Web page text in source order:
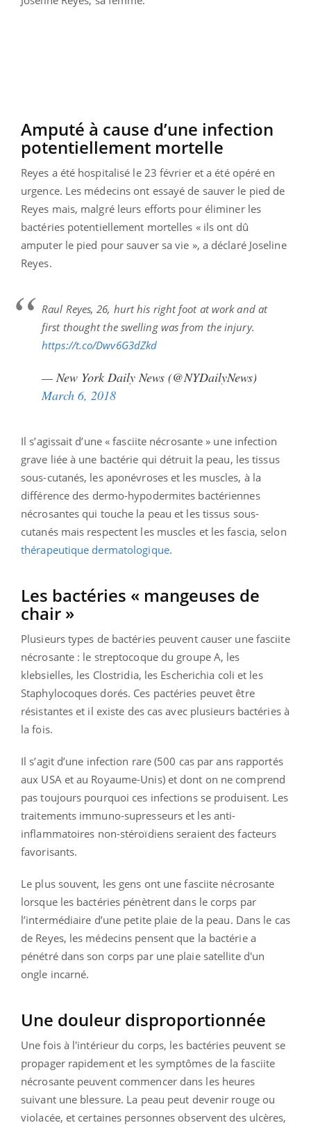
Amputé à cause d’une infection
potentiellement mortelle
Reyes a été hospitalisé le 23 février et a été opéré en
urgence. Les médecins ont essayé de sauver le pied de
Reyes mais, malgré leurs efforts pour éliminer les
bactéries potentiellement mortelles « ils ont dû
amputer le pied pour sauver sa vie », a déclaré Joseline
Reyes.
Raul Reyes, 26, hurt his right foot at work and at
first thought the swelling was from the injury.
https://t.co/Dwv6G3dZkd
— New York Daily News (@NYDailyNews)
March 6, 2018
Il s’agissait d’une « fasciite nécrosante » une infection
grave liée à une bactérie qui détruit la peau, les tissus
sous-cutanés, les aponévroses et les muscles, à la
différence des dermo-hypodermites bactériennes
nécrosantes qui touche la peau et les tissus sous-
cutanés mais respectent les muscles et les fascia, selon
thérapeutique dermatologique.
Les bactéries « mangeuses de
chair »
Plusieurs types de bactéries peuvent causer une fasciite
nécrosante : le streptocoque du groupe A, les
klebsielles, les Clostridia, les Escherichia coli et les
Staphylocoques dorés. Ces pactéries peuvet être
résistantes et il existe des cas avec plusieurs bactéries à
la fois.
Il s’agit d’une infection rare (500 cas par ans rapportés
aux USA et au Royaume-Unis) et dont on ne comprend
pas toujours pourquoi ces infections se produisent. Les
traitements immuno-supresseurs et les anti-
inflammatoires non-stéroïdiens seraient des facteurs
favorisants.
Le plus souvent, les gens ont une fasciite nécrosante
lorsque les bactéries pénètrent dans le corps par
l’intermédiaire d’une petite plaie de la peau. Dans le cas
de Reyes, les médecins pensent que la bactérie a
pénétré dans son corps par une plaie satellite d'un
ongle incarné.
Une douleur disproportionnée
Une fois à l'intérieur du corps, les bactéries peuvent se
propager rapidement et les symptômes de la fasciite
nécrosante peuvent commencer dans les heures
suivant une blessure. La peau peut devenir rouge ou
violacée, et certaines personnes observent des ulcères,